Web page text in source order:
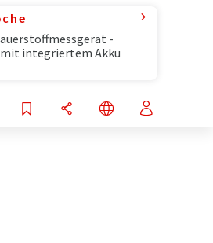
-
integriertem Akku